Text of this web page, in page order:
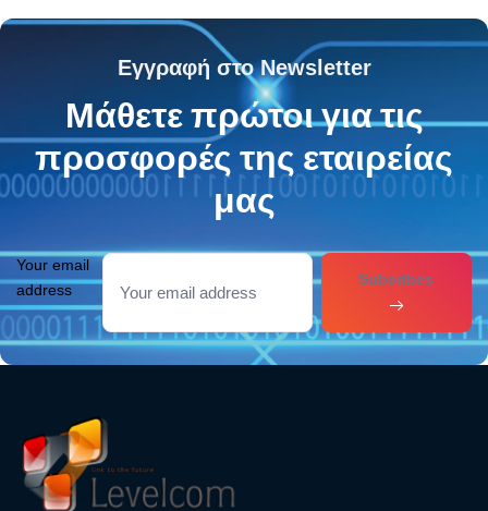
Εγγραφή στο Newsletter
Μάθετε πρώτοι για τις
προσφορές της εταιρείας
μας
Your email
address
Subcribes